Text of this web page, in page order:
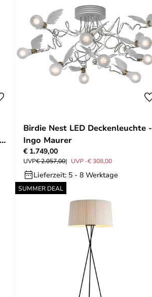
Birdie Nest LED Deckenleuchte -
Ingo Maurer
€ 1.749,00
UVP€ 2.057,00 UVP -€ 308,00
Lieferzeit: 5 - 8 Werktage
SUMMER DEAL